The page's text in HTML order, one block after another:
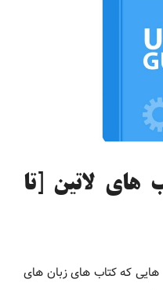
های لاتین [تا
هایی که کتاب های زبان های